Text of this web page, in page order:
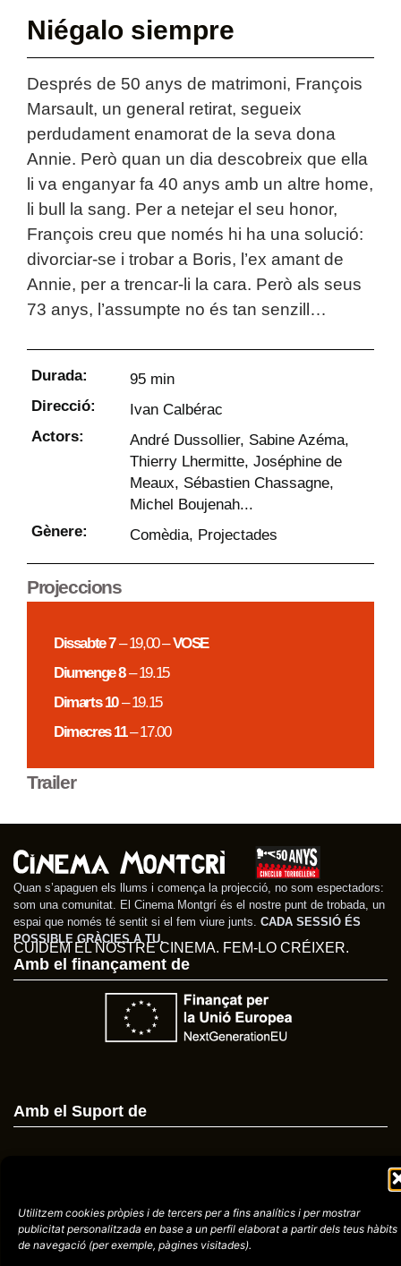
Utilitzem cookies pròpies i de tercers per a fins analítics i per mostrar
publicitatpersonalitzada en base a un perfil elaborat a partir dels teus hàbits
de navegació (perexemple, pàgines visitades).
Niégalo siempre
Després de 50 anys de matrimoni, François
Marsault, un general retirat, segueix
perdudament enamorat de la seva dona
Annie. Però quan un dia descobreix que ella
li va enganyar fa 40 anys amb un altre home,
li bull la sang. Per a netejar el seu honor,
François creu que només hi ha una solució:
divorciar-se i trobar a Boris, l’ex amant de
Annie, per a trencar-li la cara. Però als seus
73 anys, l’assumpte no és tan senzill…
Durada:
95 min
Direcció:
Ivan Calbérac
Actors:
André Dussollier, Sabine Azéma,
Thierry Lhermitte, Joséphine de
Meaux, Sébastien Chassagne,
Michel Boujenah...
Gènere:
Comèdia, Projectades
Projeccions
Dissabte 7– 19,00 –VOSE
Diumenge 8– 19.15
Dimarts 10– 19.15
Dimecres 11– 17.00
Trailer
Quan s’apaguen els llums i comença la projecció, no som espectadors:
som una comunitat. El Cinema Montgrí és el nostre punt de trobada, un
espai que només té sentit si el fem viure junts. CADA SESSIÓ ÉS
POSSIBLE GRÀCIES A TU.
CUIDEM EL NOSTRE CINEMA. FEM-LO CRÉIXER.
Amb el finançament de
Amb el Suport de
Avís
legal
Política de
Privacitat
972758396